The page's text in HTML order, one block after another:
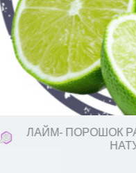
ЛАЙМ- ПОРОШОК